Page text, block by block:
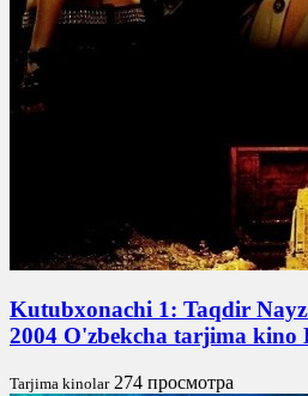
Kutubxonachi 1: Taqdir
2004 O'zbekcha tarjima kino
Tarjima kinolar 274 просмотра